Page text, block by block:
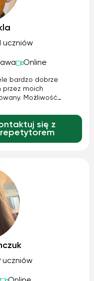
uczniów
Online
bardzo dobrze
przez moich
Możliwość
ale też
programową.
wejdźmy do świata ...
się z
uczniów